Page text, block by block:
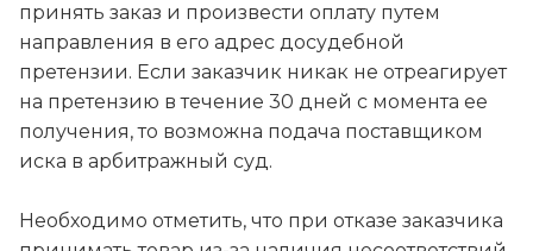
принять заказ и произвести оплату путем
направления в его адрес досудебной
претензии. Если заказчик никак не отреагирует
на претензию в течение 30 дней с момента ее
получения, то возможна подача поставщиком
иска в арбитражный суд.
Необходимо отметить, что при отказе заказчика